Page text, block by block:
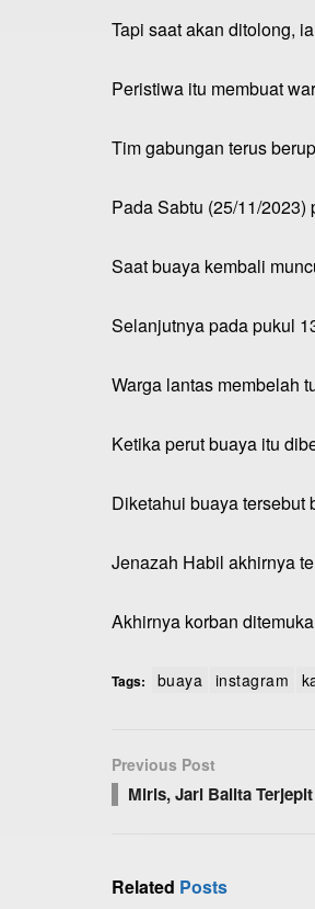
Tapi saat akan ditolong,
Peristiwa itu membuat
Tim gabungan terus
Pada Sabtu (25/11/
Saat buaya kembali
Selanjutnya pada pukul
Warga lantas membelah
Ketika perut buaya itu
Diketahui buaya tersebut
Jenazah Habil akhirnya
Akhirnya korban
Tags: buaya instagram
Previous Post
Miris, Jari Balita